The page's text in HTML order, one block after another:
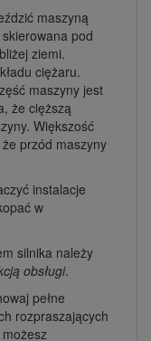
maszyną
pod
ziemi.
ciężaru.
maszyny jest
że cięższą
Większość
przód maszyny
instalacje
w
silnika należy
obsługi.
pełne
rozpraszających